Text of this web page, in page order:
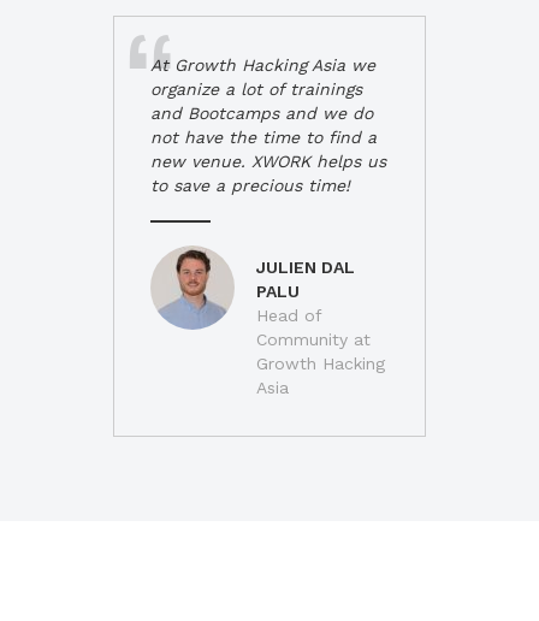
At Growth Hacking Asia we
organize a lot of trainings
and Bootcamps and we do
not have the time to find a
new venue. XWORK helps us
to save a precious time!
JULIEN DAL
PALU
Head of
Community at
Growth Hacking
Asia